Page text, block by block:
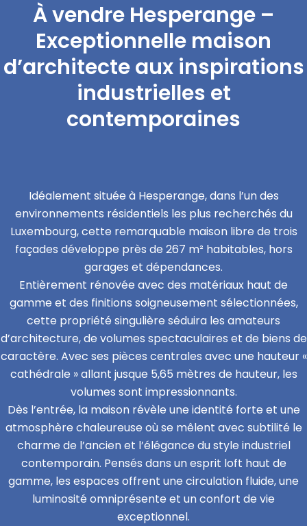
À vendre Hesperange –
Exceptionnelle maison
d’architecte aux inspirations
industrielles et
contemporaines
Idéalement située à Hesperange, dans l’un des
environnements résidentiels les plus recherchés du
Luxembourg, cette remarquable maison libre de trois
façades développe près de 267 m² habitables, hors
garages et dépendances.
Entièrement rénovée avec des matériaux haut de
gamme et des finitions soigneusement sélectionnées,
cette propriété singulière séduira les amateurs
d’architecture, de volumes spectaculaires et de biens de
caractère. Avec ses pièces centrales avec une hauteur «
cathédrale » allant jusque 5,65 mètres de hauteur, les
volumes sont impressionnants.
Dès l’entrée, la maison révèle une identité forte et une
atmosphère chaleureuse où se mêlent avec subtilité le
charme de l’ancien et l’élégance du style industriel
contemporain. Pensés dans un esprit loft haut de
gamme, les espaces offrent une circulation fluide, une
luminosité omniprésente et un confort de vie
exceptionnel.